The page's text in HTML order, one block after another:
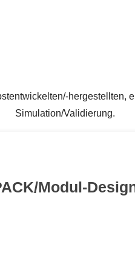
Simulation/Validierung.
Modul-